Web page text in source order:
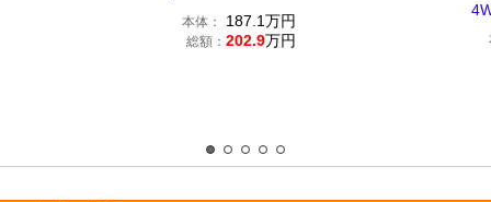
本体： 187.1万円
総額： 202.9万円